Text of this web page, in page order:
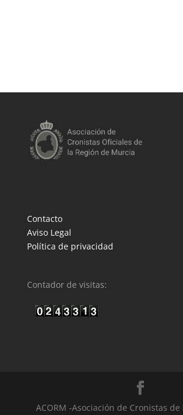
Contacto
Aviso Legal
Política de privacidad
Contador de visitas:
ACORM -Asociación de Cronistas